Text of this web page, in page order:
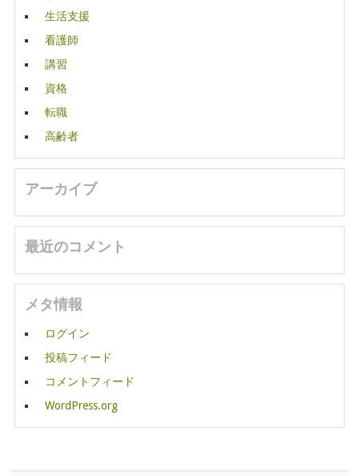
生活支援
看護師
講習
資格
転職
高齢者
アーカイブ
最近のコメント
メタ情報
ログイン
投稿フィード
コメントフィード
WordPress.org